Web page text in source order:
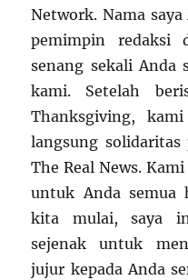
Network. Nama
pemimpin redaksi
senang sekali Anda
kami. Setelah
Thanksgiving,
langsung
The Real News.
untuk Anda semua
kita mulai, saya
sejenak untuk
jujur ​​kepada Anda